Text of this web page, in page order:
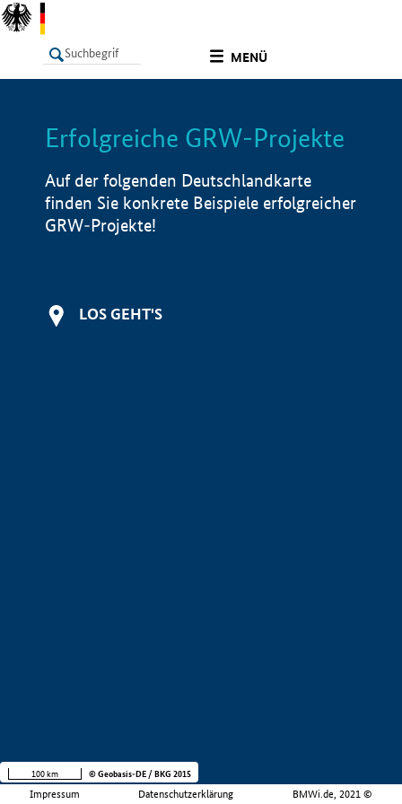
MENÜ
LISTE Info
Erfolgreiche GRW-Projekte
Auf der folgenden Deutschlandkarte
finden Sie konkrete Beispiele erfolgreicher
GRW-Projekte!
LOS GEHT'S
Impressum Datenschutzerklärung BMWi.de, 2021 ©
100 km © Geobasis-DE / BKG 2015